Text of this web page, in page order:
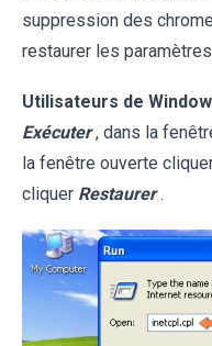
suppression des
restaurer les
Utilisateurs de
Exécuter , dans la
la fenêtre ouverte
cliquer Restaurer .